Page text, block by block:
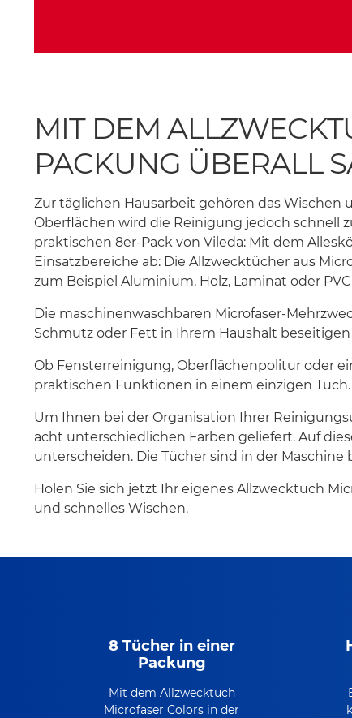
MIT DEM
PACKUNG ÜBERALL
Zur täglichen Hausarbeit gehören das Wischen
Oberflächen wird die Reinigung jedoch schnell
praktischen 8er-Pack von Vileda: Mit dem
Einsatzbereiche ab: Die Allzwecktücher aus
zum Beispiel Aluminium, Holz, Laminat oder
Die maschinenwaschbaren Microfaser-
Schmutz oder Fett in Ihrem Haushalt
Ob Fensterreinigung, Oberflächenpolitur oder
praktischen Funktionen in einem einzigen
Um Ihnen bei der Organisation Ihrer
acht unterschiedlichen Farben geliefert. Auf
unterscheiden. Die Tücher sind in der
Holen Sie sich jetzt Ihr eigenes Allzwecktuch
und schnelles Wischen.
8 Tücher in einer
Packung
Mit dem Allzwecktuch
Microfaser Colors in der